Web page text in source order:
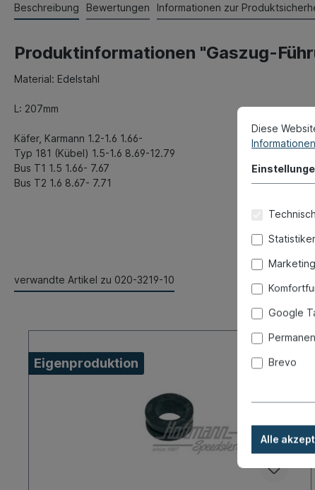
Beschreibung Bewertungen Informationen zur
Produktinformationen "Gaszug-
Material: Edelstahl
L: 207mm
Käfer, Karmann 1.2-1.6 1.66-
Typ 181 (Kübel) 1.5-1.6 8.69-12.79
Bus T1 1.5 1.66- 7.67
Bus T2 1.6 8.67- 7.71
verwandte Artikel zu 020-3219-10
Eigenproduktion
Diese
Marketing
Google
Brevo
Alle